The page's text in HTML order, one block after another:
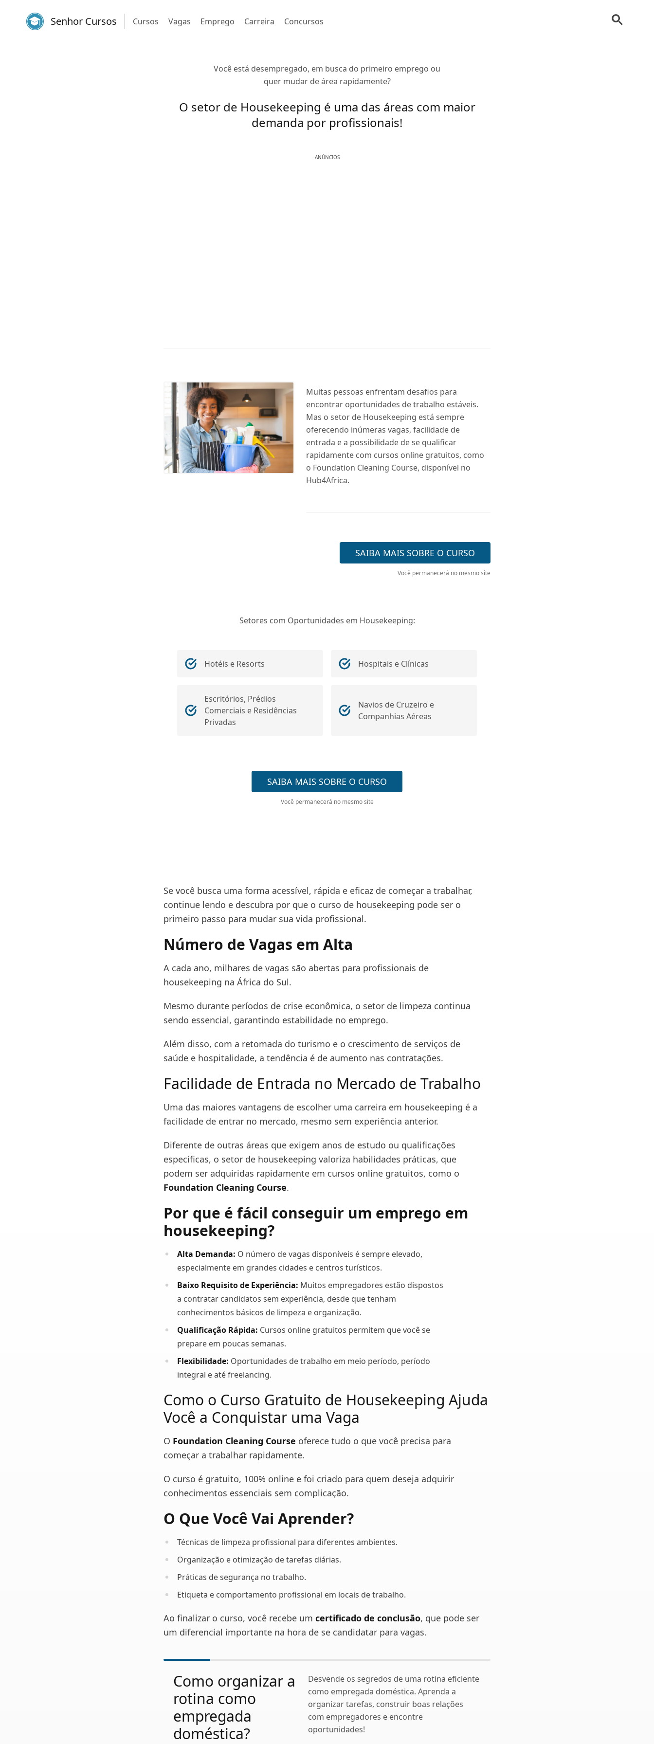
Senhor Cursos Cursos Vagas Emprego Carreira Concursos
Você está desempregado, em busca do primeiro emprego ou
quer mudar de área rapidamente?
O setor de Housekeeping é uma das áreas com maior
demanda por profissionais!
ANÚNCIOS
Muitas pessoas enfrentam desafios para
encontrar oportunidades de trabalho estáveis.
Mas o setor de Housekeeping está sempre
oferecendo inúmeras vagas, facilidade de
entrada e a possibilidade de se qualificar
rapidamente com cursos online gratuitos, como
o Foundation Cleaning Course, disponível no
Hub4Africa.
SAIBA MAIS SOBRE O CURSO
Você permanecerá no mesmo site
Setores com Oportunidades em Housekeeping:
Hotéis e Resorts Hospitais e Clínicas
Escritórios, Prédios
Comerciais e Residências
Privadas
Navios de Cruzeiro e
Companhias Aéreas
SAIBA MAIS SOBRE O CURSO
Você permanecerá no mesmo site
Se você busca uma forma acessível, rápida e eficaz de começar a trabalhar,
continue lendo e descubra por que o curso de housekeeping pode ser o
primeiro passo para mudar sua vida profissional.
Número de Vagas em Alta
A cada ano, milhares de vagas são abertas para profissionais de
housekeeping na África do Sul.
Mesmo durante períodos de crise econômica, o setor de limpeza continua
sendo essencial, garantindo estabilidade no emprego.
Além disso, com a retomada do turismo e o crescimento de serviços de
saúde e hospitalidade, a tendência é de aumento nas contratações.
Facilidade de Entrada no Mercado de Trabalho
Uma das maiores vantagens de escolher uma carreira em housekeeping é a
facilidade de entrar no mercado, mesmo sem experiência anterior.
Diferente de outras áreas que exigem anos de estudo ou qualificações
específicas, o setor de housekeeping valoriza habilidades práticas, que
podem ser adquiridas rapidamente em cursos online gratuitos, como o
Foundation Cleaning Course.
Por que é fácil conseguir um emprego em
housekeeping?
Alta Demanda: O número de vagas disponíveis é sempre elevado,
especialmente em grandes cidades e centros turísticos.
Baixo Requisito de Experiência: Muitos empregadores estão dispostos
a contratar candidatos sem experiência, desde que tenham
conhecimentos básicos de limpeza e organização.
Qualificação Rápida: Cursos online gratuitos permitem que você se
prepare em poucas semanas.
Flexibilidade: Oportunidades de trabalho em meio período, período
integral e até freelancing.
Como o Curso Gratuito de Housekeeping Ajuda
Você a Conquistar uma Vaga
O Foundation Cleaning Course oferece tudo o que você precisa para
começar a trabalhar rapidamente.
O curso é gratuito, 100% online e foi criado para quem deseja adquirir
conhecimentos essenciais sem complicação.
O Que Você Vai Aprender?
Técnicas de limpeza profissional para diferentes ambientes.
Organização e otimização de tarefas diárias.
Práticas de segurança no trabalho.
Etiqueta e comportamento profissional em locais de trabalho.
Ao finalizar o curso, você recebe um certificado de conclusão, que pode ser
um diferencial importante na hora de se candidatar para vagas.
Como organizar a
rotina como
empregada
doméstica?
Desvende os segredos de uma rotina eficiente
como empregada doméstica. Aprenda a
organizar tarefas, construir boas relações
com empregadores e encontre
oportunidades!